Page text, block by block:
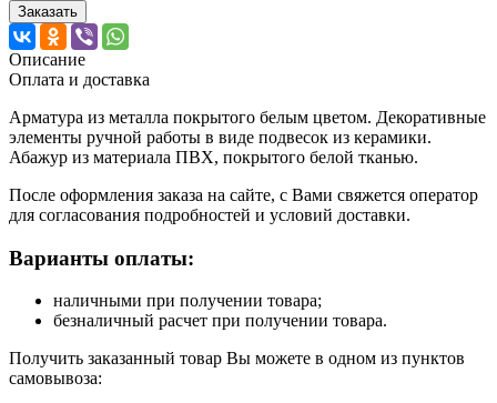
Заказать
Описание
Оплата и доставка
Арматура из металла покрытого белым цветом. Декоративные
элементы ручной работы в виде подвесок из керамики.
Абажур из материала ПВХ, покрытого белой тканью.
После оформления заказа на сайте, с Вами свяжется оператор
для согласования подробностей и условий доставки.
Варианты оплаты:
наличными при получении товара;
безналичный расчет при получении товара.
Получить заказанный товар Вы можете в одном из пунктов
самовывоза: